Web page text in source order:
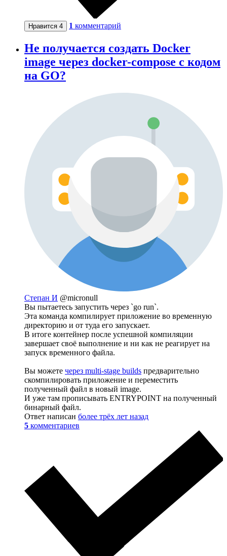
Нравится 4 1 комментарий
Не получается создать Docker
image через docker-compose c кодом
на GO?
Степан И @micronull
Вы пытаетесь запустить через `go run`.
Эта команда компилирует приложение во временную
директорию и от туда его запускает.
В итоге контейнер после успешной компиляции
завершает своё выполнение и ни как не реагирует на
запуск временного файла.
Вы можете через multi-stage builds предварительно
скомпилировать приложение и переместить
полученный файл в новый image.
И уже там прописывать ENTRYPOINT на полученный
бинарный файл.
Ответ написан более трёх лет назад
5 комментариев